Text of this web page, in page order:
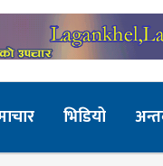
भिडियो